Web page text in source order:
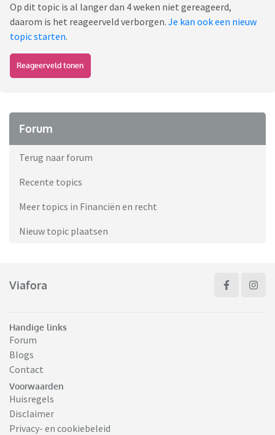
Op dit topic is al langer dan 4 weken niet gereageerd,
daarom is het reageerveld verborgen. Je kan ook een nieuw
topic starten.
Reageerveld tonen
Forum
Terug naar forum
Recente topics
Meer topics in Financiën en recht
Nieuw topic plaatsen
Viafora
Handige links
Forum
Blogs
Contact
Voorwaarden
Huisregels
Disclaimer
Privacy- en cookiebeleid